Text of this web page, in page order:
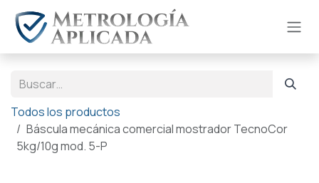
Ir al contenido
Todos los productos
Báscula mecánica comercial mostrador TecnoCor
5kg/10g mod. 5-P